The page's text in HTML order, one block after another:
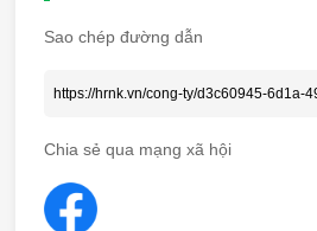
Sao chép đường dẫn
Chia sẻ qua mạng xã hội